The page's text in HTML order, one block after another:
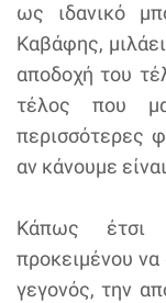
ως ιδανικό
Καβάφης,
αποδοχή του
τέλος που
περισσότερες
αν κάνουμε
Κάπως έτσι
προκειμένου
γεγονός, την